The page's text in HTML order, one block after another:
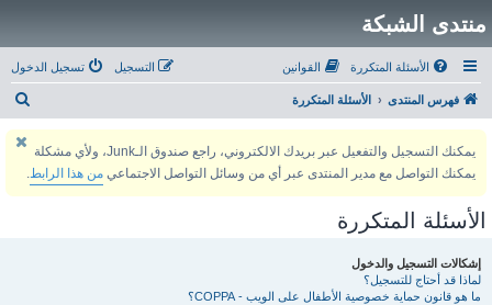
منتدى الشبكة
الأسئلة المتكررة القوانين تسجيل الدخول التسجيل
فهرس المنتدى الأسئلة المتكررة
يمكنك التسجيل والتفعيل عبر بريدك الالكتروني، راجع صندوق الـJunk، ولأي مشكلة
يمكنك التواصل مع مدير المنتدى عبر أي من وسائل التواصل الاجتماعي من هذا الرابط.
الأسئلة المتكررة
إشكالات التسجيل والدخول
لماذا قد أحتاج للتسجيل؟
ما هو قانون حماية خصوصية الأطفال على الويب - COPPA؟